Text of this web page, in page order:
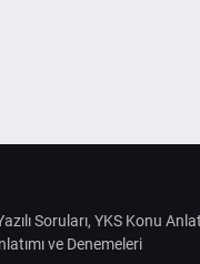
Soruları, YKS Konu
ve Denemeleri